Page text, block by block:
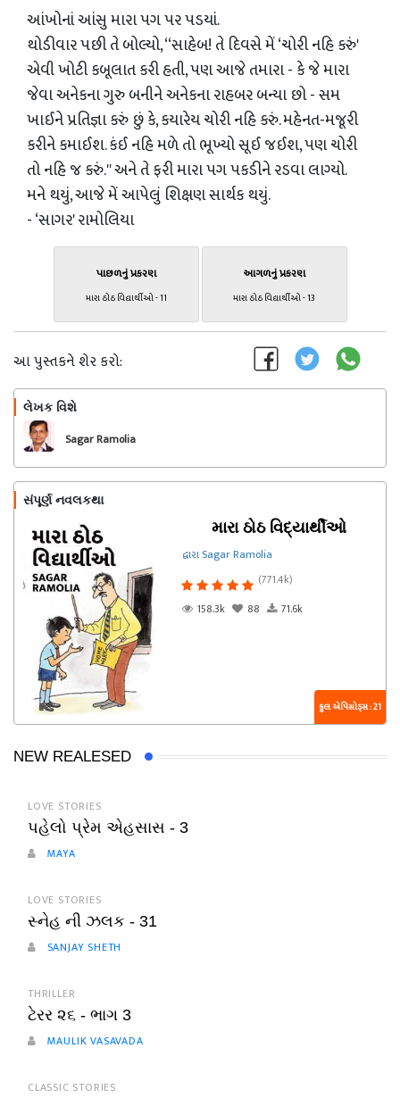
આંખોનાં આંસુ મારા પગ પર પડયાં.
થોડીવાર પછી તે બોલ્‍યો, ‘‘સાહેબ! તે દિવસે મેં ‘ચોરી નહિ કરું'
એવી ખોટી કબૂલાત કરી હતી, પણ આજે તમારા - કે જે મારા
જેવા અનેકના ગુરુ બનીને અનેકના રાહબર બન્‍યા છો - સમ
ખાઈને પ્રતિજ્ઞા કરું છું કે, કયારેય ચોરી નહિ કરું. મહેનત-મજૂરી
કરીને કમાઈશ. કંઈ નહિ મળે તો ભૂખ્‍યો સૂઈ જઈશ, પણ ચોરી
તો નહિ જ કરું.'' અને તે ફરી મારા પગ પકડીને રડવા લાગ્‍યો.
મને થયું, આજે મેં આપેલું શિક્ષણ સાર્થક થયું.
- ‘સાગર' રામોલિયા
પાછળનું પ્રકરણ
મારા ઠોઠ વિદ્યાર્થીઓ - 11
આગળનું પ્રકરણ
મારા ઠોઠ વિદ્યાર્થીઓ - 13
આ પુસ્તકને શેર કરો:
લેખક વિશે
Sagar Ramolia
સંપૂર્ણ નવલકથા
મારા ઠોઠ વિદ્યાર્થીઓ
દ્વારા Sagar Ramolia
(771.4k)
158.3k
88 71.6k
કુલ એપિસોડ્સ : 21
NEW REALESED
LOVE STORIES
પહેલો પ્રેમ એહસાસ - 3
MAYA
LOVE STORIES
સ્નેહ ની ઝલક - 31
SANJAY SHETH
THRILLER
ટેરર ૨૬ - ભાગ 3
MAULIK VASAVADA
CLASSIC STORIES